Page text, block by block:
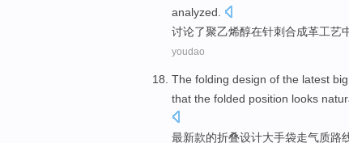
analyzed
讨论了聚乙烯醇在针刺合成革工艺
youdao
The folding design of the latest big
that the folded position looks
最新款的折叠设计大手袋走气质路